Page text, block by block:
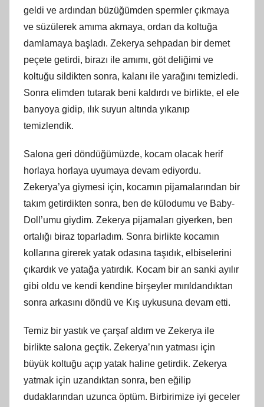
geldi ve ardından büzüğümden spermler çıkmaya
ve süzülerek amıma akmaya, ordan da koltuğa
damlamaya başladı. Zekerya sehpadan bir demet
peçete getirdi, birazı ile amımı, göt deliğimi ve
koltuğu sildikten sonra, kalanı ile yarağını temizledi.
Sonra elimden tutarak beni kaldırdı ve birlikte, el ele
banyoya gidip, ılık suyun altında yıkanıp
temizlendik.
Salona geri döndüğümüzde, kocam olacak herif
horlaya horlaya uyumaya devam ediyordu.
Zekerya’ya giymesi için, kocamın pijamalarından bir
takım getirdikten sonra, ben de külodumu ve Baby-
Doll’umu giydim. Zekerya pijamaları giyerken, ben
ortalığı biraz toparladım. Sonra birlikte kocamın
kollarına girerek yatak odasına taşıdık, elbiselerini
çıkardık ve yatağa yatırdık. Kocam bir an sanki ayılır
gibi oldu ve kendi kendine birşeyler mırıldandıktan
sonra arkasını döndü ve Kış uykusuna devam etti.
Temiz bir yastık ve çarşaf aldım ve Zekerya ile
birlikte salona geçtik. Zekerya’nın yatması için
büyük koltuğu açıp yatak haline getirdik. Zekerya
yatmak için uzandıktan sonra, ben eğilip
dudaklarından uzunca öptüm. Birbirimize iyi geceler